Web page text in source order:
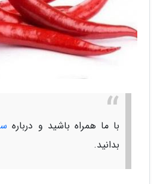
با ما همراه باشید و درباره
بدانید.